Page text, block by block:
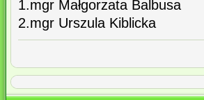
1.mgr Małgorzata Balbusa
2.mgr Urszula Kiblicka